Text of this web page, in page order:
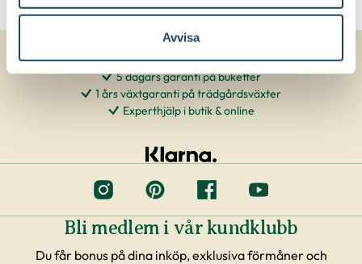
Avvisa
5 dagars garanti på buketter
1 års växtgaranti på trädgårdsväxter
Experthjälp i butik & online
Bli medlem i vår kundklubb
Du får bonus på dina inköp, exklusiva förmåner och